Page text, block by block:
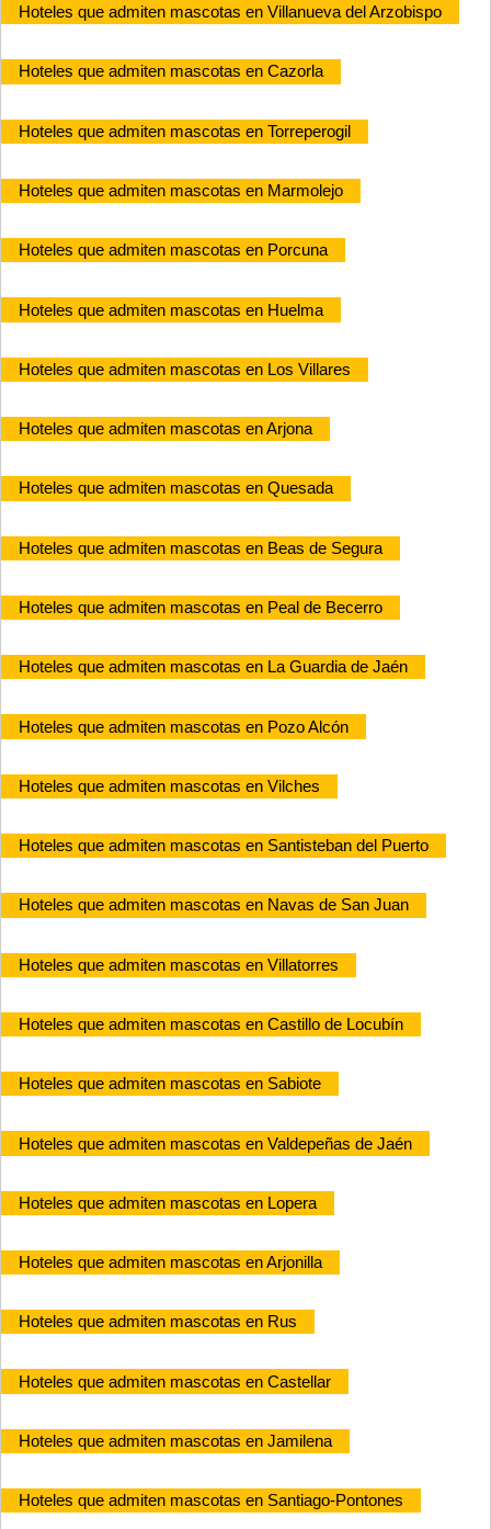
Hoteles que admiten mascotas en Villanueva del Arzobispo
Hoteles que admiten mascotas en Cazorla
Hoteles que admiten mascotas en Torreperogil
Hoteles que admiten mascotas en Marmolejo
Hoteles que admiten mascotas en Porcuna
Hoteles que admiten mascotas en Huelma
Hoteles que admiten mascotas en Los Villares
Hoteles que admiten mascotas en Arjona
Hoteles que admiten mascotas en Quesada
Hoteles que admiten mascotas en Beas de Segura
Hoteles que admiten mascotas en Peal de Becerro
Hoteles que admiten mascotas en La Guardia de Jaén
Hoteles que admiten mascotas en Pozo Alcón
Hoteles que admiten mascotas en Vilches
Hoteles que admiten mascotas en Santisteban del Puerto
Hoteles que admiten mascotas en Navas de San Juan
Hoteles que admiten mascotas en Villatorres
Hoteles que admiten mascotas en Castillo de Locubín
Hoteles que admiten mascotas en Sabiote
Hoteles que admiten mascotas en Valdepeñas de Jaén
Hoteles que admiten mascotas en Lopera
Hoteles que admiten mascotas en Arjonilla
Hoteles que admiten mascotas en Rus
Hoteles que admiten mascotas en Castellar
Hoteles que admiten mascotas en Jamilena
Hoteles que admiten mascotas en Santiago-Pontones